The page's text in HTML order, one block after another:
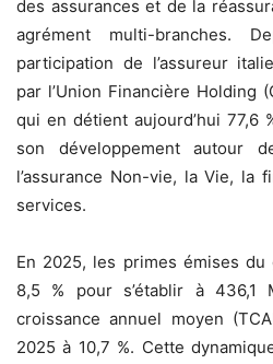
des assurances et de la
agrément multi-branches.
participation de l’assureur
par l’Union Financière Holding
qui en détient aujourd’hui
son développement autour
l’assurance Non-vie, la Vie, la
services.
En 2025, les primes émises
8,5 % pour s’établir à
croissance annuel moyen
2025 à 10,7 %. Cette